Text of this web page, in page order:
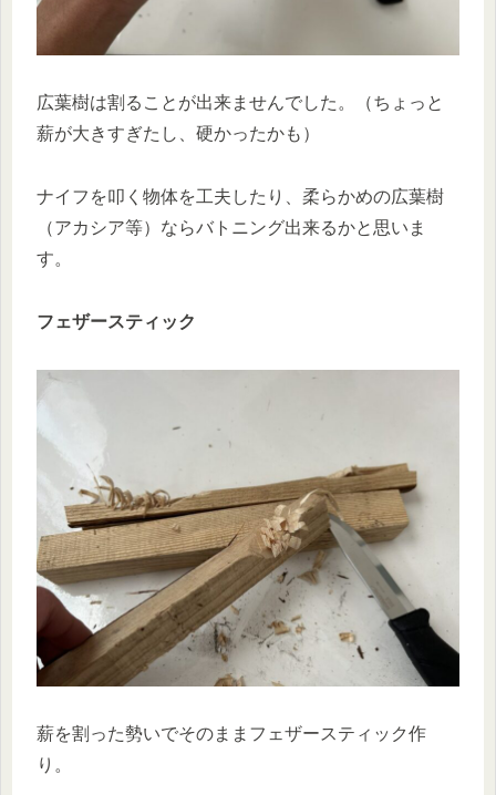
広葉樹は割ることが出来ませんでした。（ちょっと
薪が大きすぎたし、硬かったかも）
ナイフを叩く物体を工夫したり、柔らかめの広葉樹
（アカシア等）ならバトニング出来るかと思いま
す。
フェザースティック
薪を割った勢いでそのままフェザースティック作
り。